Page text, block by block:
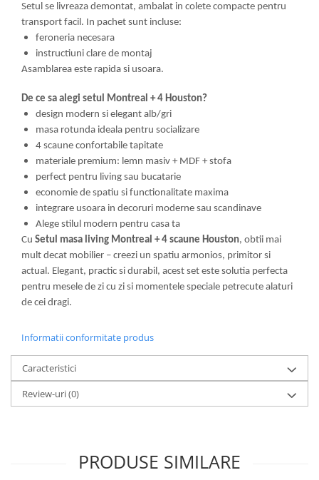
Setul se livreaza demontat, ambalat in colete compacte pentru
transport facil. In pachet sunt incluse:
feroneria necesara
instructiuni clare de montaj
Asamblarea este rapida si usoara.
De ce sa alegi setul Montreal + 4 Houston?
design modern si elegant alb/gri
masa rotunda ideala pentru socializare
4 scaune confortabile tapitate
materiale premium: lemn masiv + MDF + stofa
perfect pentru living sau bucatarie
economie de spatiu si functionalitate maxima
integrare usoara in decoruri moderne sau scandinave
Alege stilul modern pentru casa ta
Cu Setul masa living Montreal + 4 scaune Houston, obtii mai
mult decat mobilier – creezi un spatiu armonios, primitor si
actual. Elegant, practic si durabil, acest set este solutia perfecta
pentru mesele de zi cu zi si momentele speciale petrecute alaturi
de cei dragi.
Informatii conformitate produs
Caracteristici
Review-uri(0)
PRODUSE SIMILARE